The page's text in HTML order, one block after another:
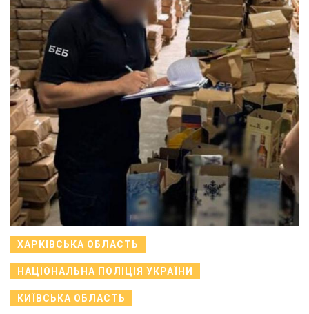
ХАРКІВСЬКА ОБЛАСТЬ
НАЦІОНАЛЬНА ПОЛІЦІЯ УКРАЇНИ
КИЇВСЬКА ОБЛАСТЬ